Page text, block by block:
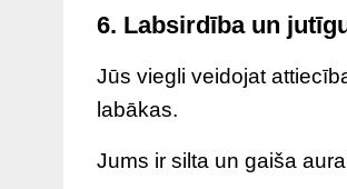
6. Labsirdība un
Jūs viegli veidojat
labākas.
Jums ir silta un gaiša